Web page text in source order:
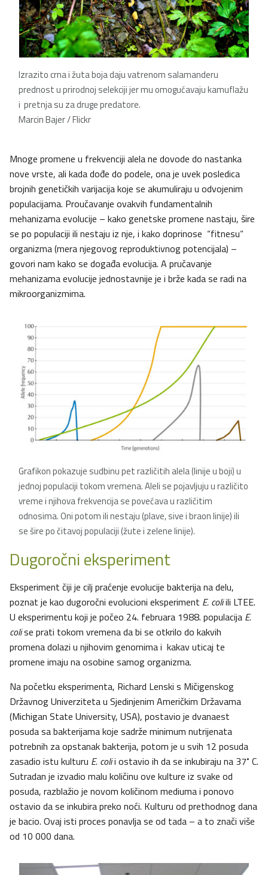
Izrazito crna i žuta boja daju vatrenom salamanderu
prednost u prirodnoj selekciji jer mu omogućavaju kamuflažu
i pretnja su za druge predatore.
Marcin Bajer / Flickr
Mnoge promene u frekvenciji alela ne dovode do nastanka
nove vrste, ali kada dođe do podele, ona je uvek posledica
brojnih genetičkih varijacija koje se akumuliraju u odvojenim
populacijama. Proučavanje ovakvih fundamentalnih
mehanizama evolucije – kako genetske promene nastaju, šire
se po populaciji ili nestaju iz nje, i kako doprinose “fitnesu“
organizma (mera njegovog reproduktivnog potencijala) –
govori nam kako se događa evolucija. A pručavanje
mehanizama evolucije jednostavnije je i brže kada se radi na
mikroorganizmima.
Grafikon pokazuje sudbinu pet različitih alela (linije u boji) u
jednoj populaciji tokom vremena. Aleli se pojavljuju u različito
vreme i njihova frekvencija se povećava u različitim
odnosima. Oni potom ili nestaju (plave, sive i braon linije) ili
se šire po čitavoj populaciji (žute i zelene linije).
Dugoročni eksperiment
Eksperiment čiji je cilj praćenje evolucije bakterija na delu,
poznat je kao dugoročni evolucioni eksperiment E. coliili LTEE.
U eksperimentu koji je počeo 24. februara 1988. populacija E.
colise prati tokom vremena da bi se otkrilo do kakvih
promena dolazi u njihovim genomima i kakav uticaj te
promene imaju na osobine samog organizma.
Na početku eksperimenta, Richard Lenski s Mičigenskog
Državnog Univerziteta u Sjedinjenim Američkim Državama
(Michigan State University, USA), postavio je dvanaest
posuda sa bakterijama koje sadrže minimum nutrijenata
potrebnih za opstanak bakterija, potom je u svih 12 posuda
zasadio istu kulturu E. colii ostavio ih da se inkubiraju na 37˚ C.
Sutradan je izvadio malu količinu ove kulture iz svake od
posuda, razblažio je novom količinom mediuma i ponovo
ostavio da se inkubira preko noći. Kulturu od prethodnog dana
je bacio. Ovaj isti proces ponavlja se od tada – a to znači više
od 10 000 dana.